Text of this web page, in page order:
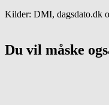
Kilder: DMI, dagsdato.dk
Du vil måske